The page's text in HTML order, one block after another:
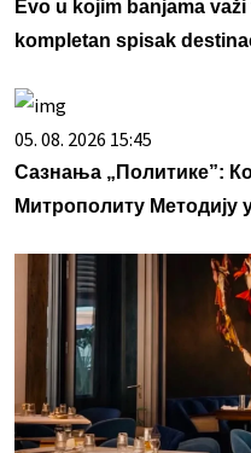
Evo u kojim banjama
kompletan spisak
05. 08. 2026 15:45
Сазнања „Политике”:
Митрополиту Методију